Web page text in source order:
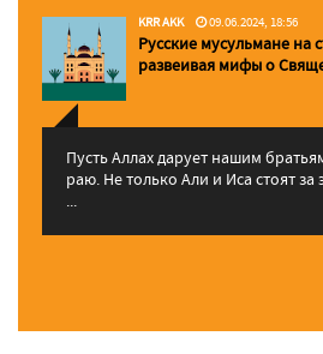
KRR AKK 09.06.2024, 18:56
Русские мусульмане на
pазвеивая мифы о
Пусть Аллах дарует нашим
раю. Не только Али и Иса стоят
...